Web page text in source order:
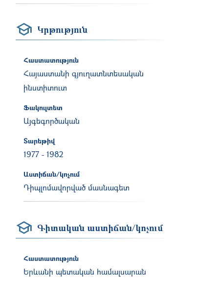
Կրթություն
Հաստատություն
Հայաստանի գյուղատնտեսական
ինստիտուտ
Ֆակուլտետ
Այգեգործական
Տարեթիվ
1977 - 1982
Աստիճան/կոչում
Դիպլոմավորված մասնագետ
Գիտական աստիճան/կոչում
Հաստատություն
Երևանի պետական համալսարան